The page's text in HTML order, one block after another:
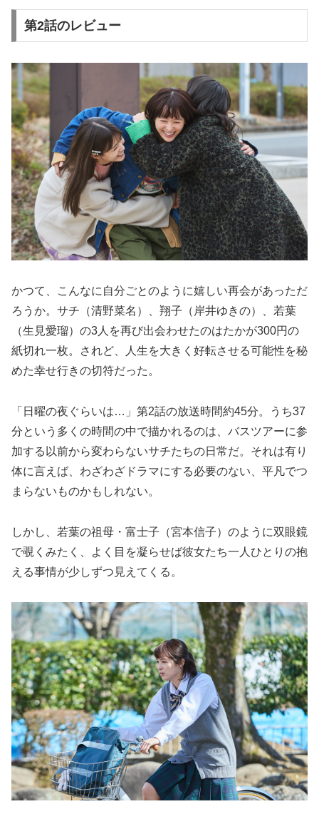
第2話のレビュー
かつて、こんなに自分ごとのように嬉しい再会があっただ
ろうか。サチ（清野菜名）、翔子（岸井ゆきの）、若葉
（生見愛瑠）の3人を再び出会わせたのはたかが300円の
紙切れ一枚。されど、人生を大きく好転させる可能性を秘
めた幸せ行きの切符だった。
「日曜の夜ぐらいは…」第2話の放送時間約45分。うち37
分という多くの時間の中で描かれるのは、バスツアーに参
加する以前から変わらないサチたちの日常だ。それは有り
体に言えば、わざわざドラマにする必要のない、平凡でつ
まらないものかもしれない。
しかし、若葉の祖母・富士子（宮本信子）のように双眼鏡
で覗くみたく、よく目を凝らせば彼女たち一人ひとりの抱
える事情が少しずつ見えてくる。